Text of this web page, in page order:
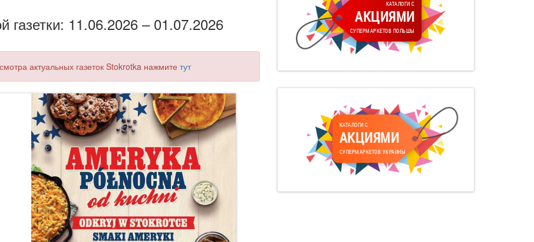
газетки: 11.06.2026 – 01.07.2026
актуальных газеток Stokrotka нажмите тут
КАТАЛОГИ С
АКЦИЯМИ
СУПЕРМАРКЕТОВ ПОЛЬШЫ
КАТАЛОГИ С
АКЦИЯМИ
СУПЕРМАРКЕТОВ УКРАИНЫ